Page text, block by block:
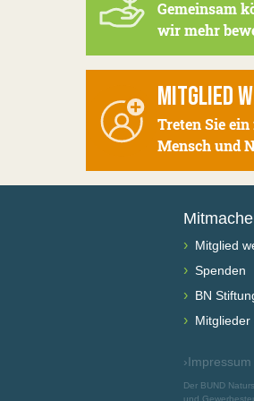
Gemeinsam
wir mehr
MITGLIED
Treten Sie
Mensch und
› Mitglied
› Spenden
› BN
› Mitglieder
›
Der BUND
und